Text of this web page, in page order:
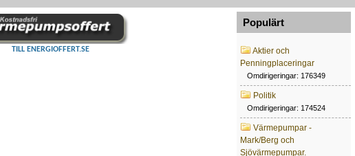
TILL ENERGIOFFERT.SE
Populärt
Aktier och
Penningplaceringar
Omdirigeringar: 176349
Politik
Omdirigeringar: 174524
Värmepumpar -
Mark/Berg och
Sjövärmepumpar.